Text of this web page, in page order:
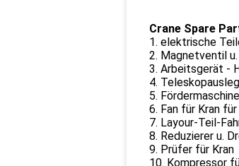
Crane Spare
1. elektrische
2. Magnetventil
3. Arbeitsgerät -
4.
5.
6. Fan für Kran für
7. Layour-Teil-
8. Reduzierer u.
9. Prüfer für Kran
10. Kompressor